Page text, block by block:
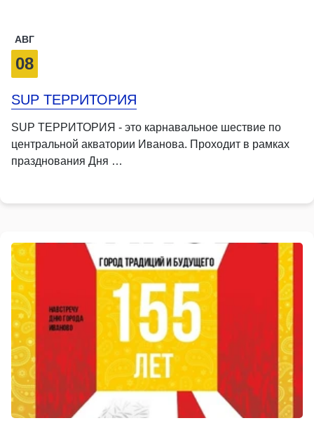
АВГ
08
SUP ТЕРРИТОРИЯ
SUP ТЕРРИТОРИЯ - это карнавальное шествие по
центральной акватории Иванова. Проходит в рамках
празднования Дня …